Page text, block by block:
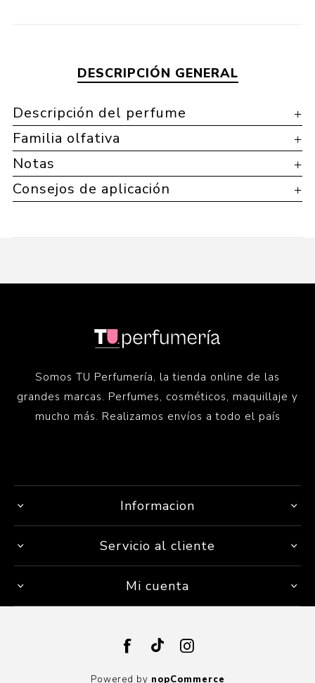
DESCRIPCIÓN GENERAL
Descripción del perfume
Familia olfativa
Notas
Consejos de aplicación
Somos TU Perfumería, la tienda online de las
grandes marcas. Perfumes, cosméticos, maquillaje y
mucho más. Realizamos envíos a todo el país
Informacion
Servicio al cliente
Mi cuenta
Powered by nopCommerce